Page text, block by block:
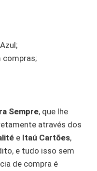
compras;
Sempre, que lhe
através dos
e Itaú Cartões,
e tudo isso sem
de compra é